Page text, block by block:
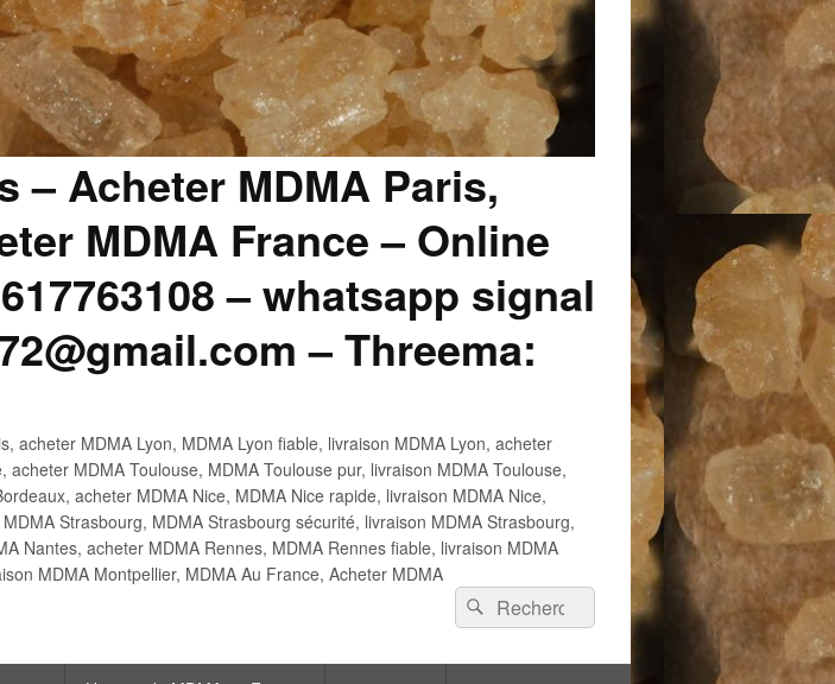
– Acheter MDMA Paris,
MDMA France – Online
– whatsapp signal
– Threema:
acheter MDMA Lyon, MDMA Lyon fiable, livraison MDMA Lyon, acheter
MDMA Toulouse, MDMA Toulouse pur, livraison MDMA Toulouse,
acheter MDMA Nice, MDMA Nice rapide, livraison MDMA Nice,
Strasbourg, MDMA Strasbourg sécurité, livraison MDMA Strasbourg,
Nantes, acheter MDMA Rennes, MDMA Rennes fiable, livraison MDMA
MDMA Montpellier, MDMA Au France, Acheter MDMA
Recherche :
Rechercher